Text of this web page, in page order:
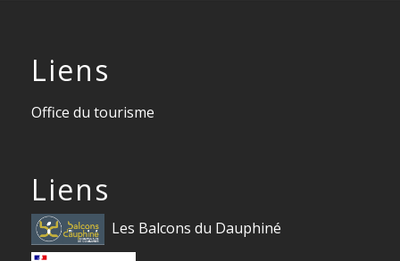
Liens
Office du tourisme
Liens
Les Balcons du Dauphiné